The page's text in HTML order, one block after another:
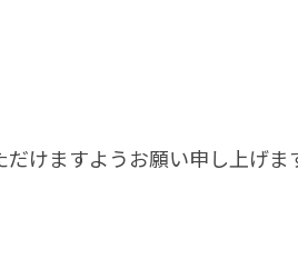
けますようお願い申し上げま